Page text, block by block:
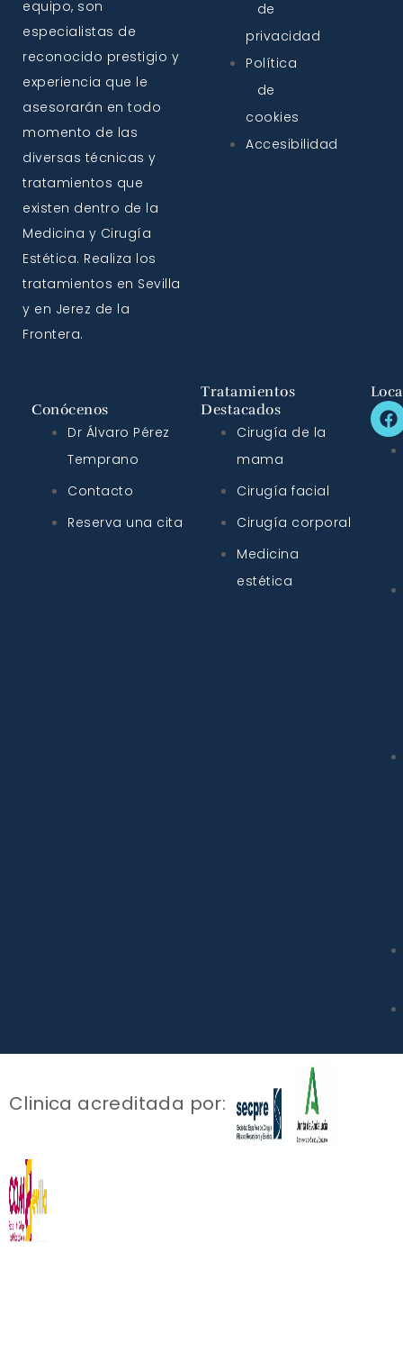
equipo, son
especialistas de
reconocido prestigio y
experiencia que le
asesorarán en todo
momento de las
diversas técnicas y
tratamientos que
existen dentro de la
Medicina y Cirugía
Estética. Realiza los
tratamientos en Sevilla
y en Jerez de la
Frontera.
Conócenos
Dr Álvaro Pérez
Temprano
Contacto
Reserva una cita
Tratamientos
Destacados
Cirugía de la
mama
Cirugía facial
Cirugía corporal
Medicina
estética
de
privacidad
Política
de
cookies
Accesibilidad
Clinica acreditada por: